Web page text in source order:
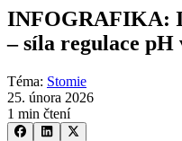
INFOGRAFIKA:
–⁠ síla regulace
Téma: Stomie
25. února 2026
1 min čtení